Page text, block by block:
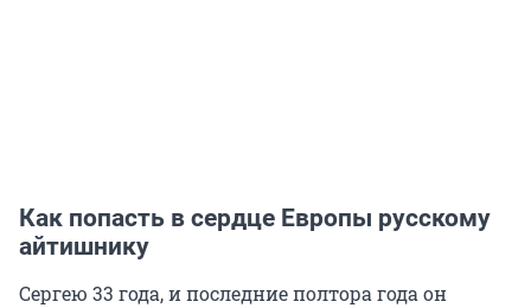
Как попасть в сердце Европы русскому
айтишнику
Сергею 33 года, и последние полтора года он